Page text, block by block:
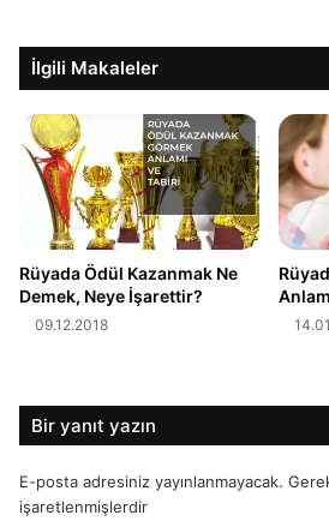
İlgili Makaleler
Rüyada Ödül Kazanmak Ne
Demek, Neye İşarettir?
09.12.2018
Bir yanıt yazın
E-posta adresiniz yayınlanmayacak.
işaretlenmişlerdir